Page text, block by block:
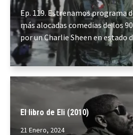
Ep. 119. Estrenamos programa
más alocadas comedias de los
por un Charlie Sheen en estado
El libro de Eli (2010)
21 Enero, 2024